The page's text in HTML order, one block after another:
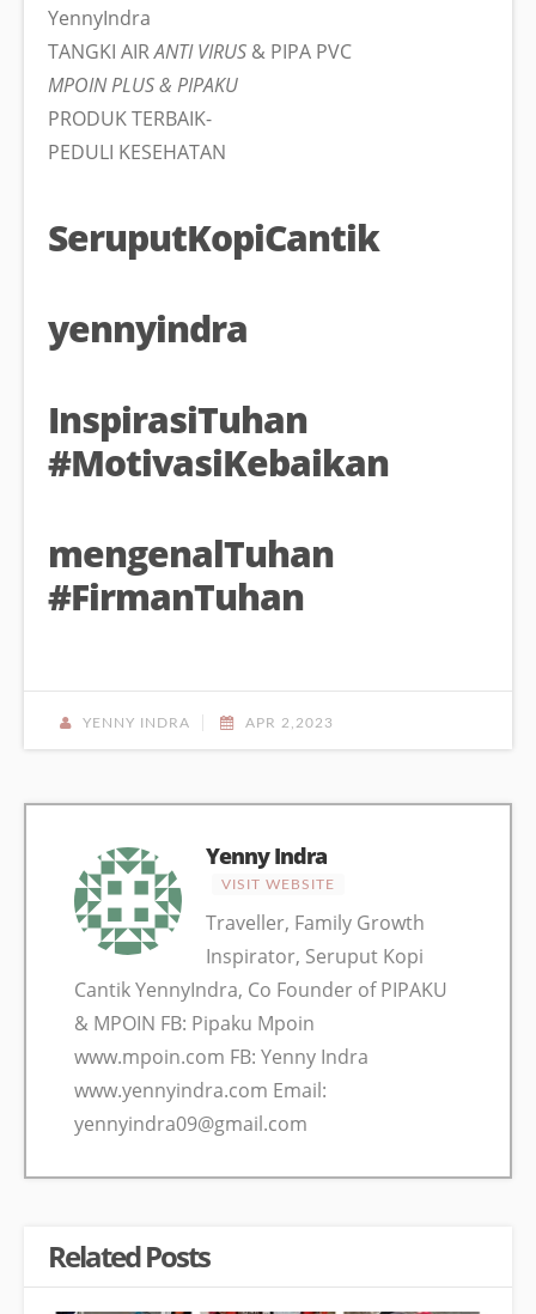
YennyIndra
TANGKI AIRANTI VIRUS & PIPA PVC
MPOIN PLUS & PIPAKU
PRODUK TERBAIK-
PEDULI KESEHATAN
SeruputKopiCantik
yennyindra
InspirasiTuhan
#MotivasiKebaikan
mengenalTuhan
#FirmanTuhan
YENNY INDRA APR 2,2023
Yenny Indra
VISIT WEBSITE
Traveller, Family Growth
Inspirator, Seruput Kopi
Cantik YennyIndra, Co Founder of PIPAKU
& MPOIN FB: Pipaku Mpoin
www.mpoin.com FB: Yenny Indra
www.yennyindra.com Email:
yennyindra09@gmail.com
Related Posts